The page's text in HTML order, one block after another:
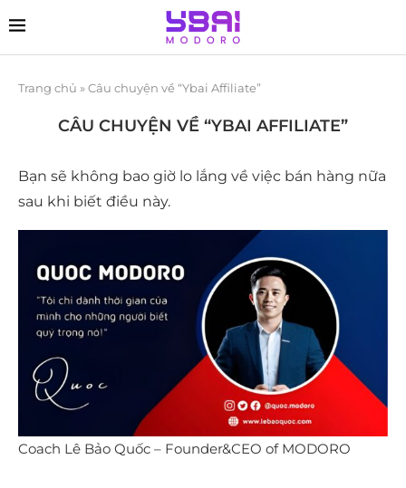
Trang chủ »Câu chuyện về “Ybai Affiliate”
CÂU CHUYỆN VỀ “YBAI AFFILIATE”
Bạn sẽ không bao giờ lo lắng về việc bán hàng nữa
sau khi biết điều này.
Coach Lê Bảo Quốc – Founder&CEO of MODORO